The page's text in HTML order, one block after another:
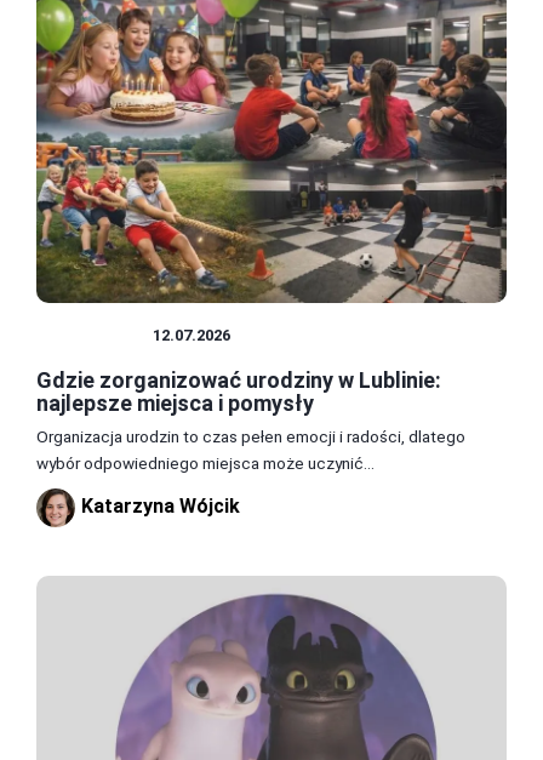
12.07.2026
Gdzie zorganizować urodziny w Lublinie:
najlepsze miejsca i pomysły
Organizacja urodzin to czas pełen emocji i radości, dlatego
wybór odpowiedniego miejsca może uczynić...
Katarzyna Wójcik